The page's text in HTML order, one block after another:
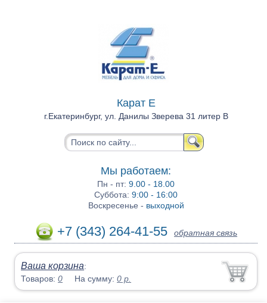
Карат Е
г.Екатеринбург, ул. Данилы Зверева 31 литер В
Мы работаем:
Пн - пт:9.00 - 18.00
Суббота:9:00 - 16:00
Воскресенье - выходной
+7 (343) 264-41-55 обратная связь
Ваша корзина:
Товаров:0 На сумму:0 р.